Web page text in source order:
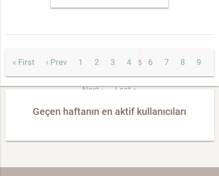
« First ‹ Prev 1 2 3 4 5 6 7 8 9
Next › Last »
Geçen haftanın en aktif kullanıcıları